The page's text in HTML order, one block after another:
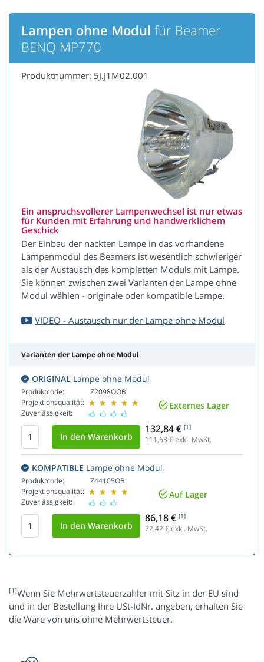
Lampen ohne Modul für Beamer
BENQ MP770
Produktnummer: 5J.J1M02.001
Ein anspruchsvollerer Lampenwechsel ist nur etwas
für Kunden mit Erfahrung und handwerklichem
Geschick
Der Einbau der nackten Lampe in das vorhandene
Lampenmodul des Beamers ist wesentlich schwieriger
als der Austausch des kompletten Moduls mit Lampe.
Sie können zwischen zwei Varianten der Lampe ohne
Modul wählen - originale oder kompatible Lampe.
VIDEO - Austausch nur der Lampe ohne Modul
Varianten der Lampe ohne Modul
ORIGINAL Lampe ohne Modul
Produktcode:
Projektionsqualität:
Zuverlässigkeit:
Z2098OOB
Externes Lager
132,84 € [1]
111,63 € exkl. MwSt.
KOMPATIBLE Lampe ohne Modul
Produktcode:
Projektionsqualität:
Zuverlässigkeit:
Z44105OB
Auf Lager
86,18 € [1]
72,42€ exkl. MwSt.
[1]Wenn Sie Mehrwertsteuerzahler mit Sitz in der EU sind
und in der Bestellung Ihre USt-IdNr. angeben, erhalten Sie
die Ware von uns ohne Mehrwertsteuer.